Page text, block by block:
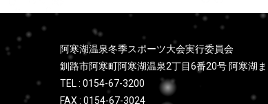
阿寒湖温泉冬季スポーツ大会実行委員会
釧路市阿寒町阿寒湖温泉2丁目6番20号 阿寒湖
TEL : 0154-67-3200
FAX : 0154-67-3024